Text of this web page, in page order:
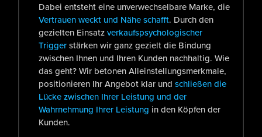
Dabei entsteht eine unverwechselbare Marke, die
Vertrauen weckt und Nähe schafft. Durch den
gezielten Einsatzverkaufspsychologischer
Triggerstärken wir ganz gezielt die Bindung
zwischen Ihnen und Ihren Kunden nachhaltig. Wie
das geht? Wir betonen Alleinstellungsmerkmale,
positionieren Ihr Angebot klar undschließen die
Lücke zwischen Ihrer Leistung und der
Wahrnehmung Ihrer Leistung in den Köpfen der
Kunden.